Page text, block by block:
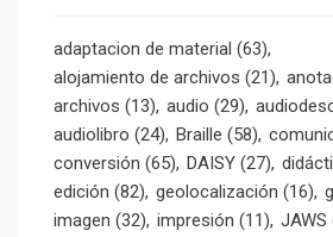
adaptacion de material (63)
alojamiento de archivos (21)
archivos (13) audio (29)
audiolibro (24) Braille (58)
conversión (65) DAISY (27)
edición (82) geolocalización (16)
imagen (32) impresión (11) JAWS